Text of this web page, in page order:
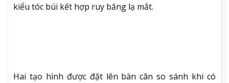
kiểu tóc búi kết hợp ruy băng lạ mắt.
Hai tạo hình được đặt lên bàn cân so sánh khi có